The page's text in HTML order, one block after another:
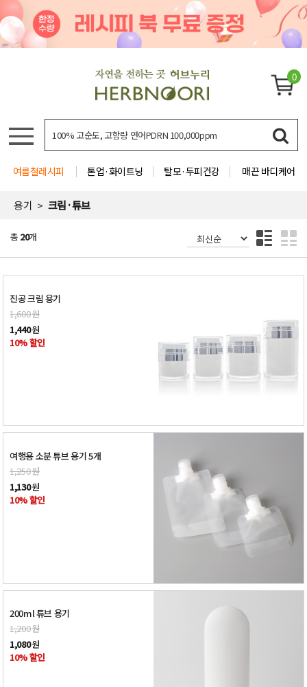
0
여름철레시피 톤업·화이트닝 탈모·두피건강 매끈 바디케어
용기 크림·튜브
총 20개
진공 크림 용기
1,600원
1,440원
10% 할인
여행용 소분 튜브 용기 5개
1,250원
1,130원
10% 할인
200ml 튜브 용기
1,200원
1,080원
10% 할인